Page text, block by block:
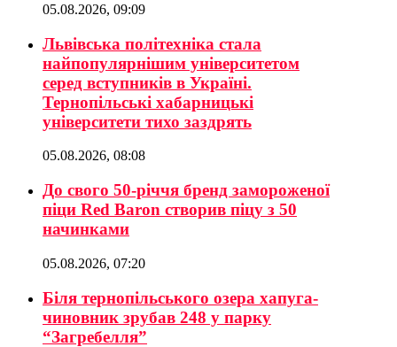
05.08.2026, 09:09
Львівська політехніка стала
найпопулярнішим університетом
серед вступників в Україні.
Тернопільські хабарницькі
університети тихо заздрять
05.08.2026, 08:08
До свого 50-річчя бренд замороженої
піци Red Baron створив піцу з 50
начинками
05.08.2026, 07:20
Біля тернопільського озера хапуга-
чиновник зрубав 248 у парку
“Загребелля”